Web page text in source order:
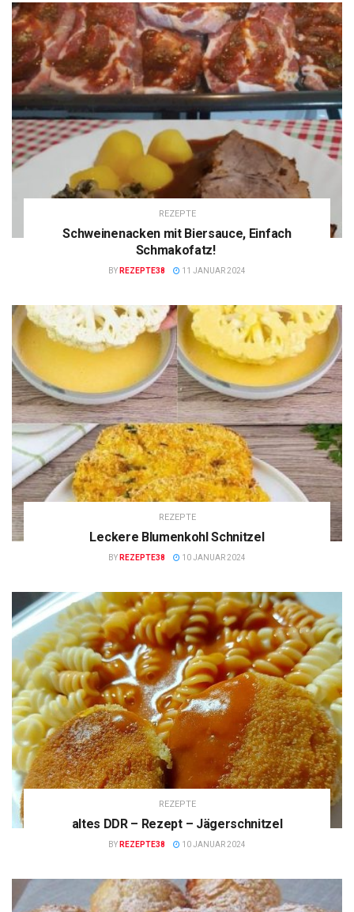
REZEPTE
Schweinenacken mit Biersauce, Einfach
Schmakofatz!
BY REZEPTE38 11 JANUAR 2024
REZEPTE
Leckere Blumenkohl Schnitzel
BY REZEPTE38 10 JANUAR 2024
REZEPTE
altes DDR – Rezept – Jägerschnitzel
BY REZEPTE38 10 JANUAR 2024